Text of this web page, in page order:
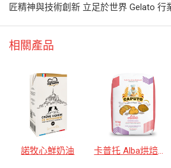
匠精神與技術創新 立足於世界 Gelato 行
相關產品
諾牧心鮮奶油 卡普托 Alba烘焙麵粉